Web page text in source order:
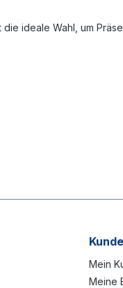
ideale Wahl, um
Mein
Meine